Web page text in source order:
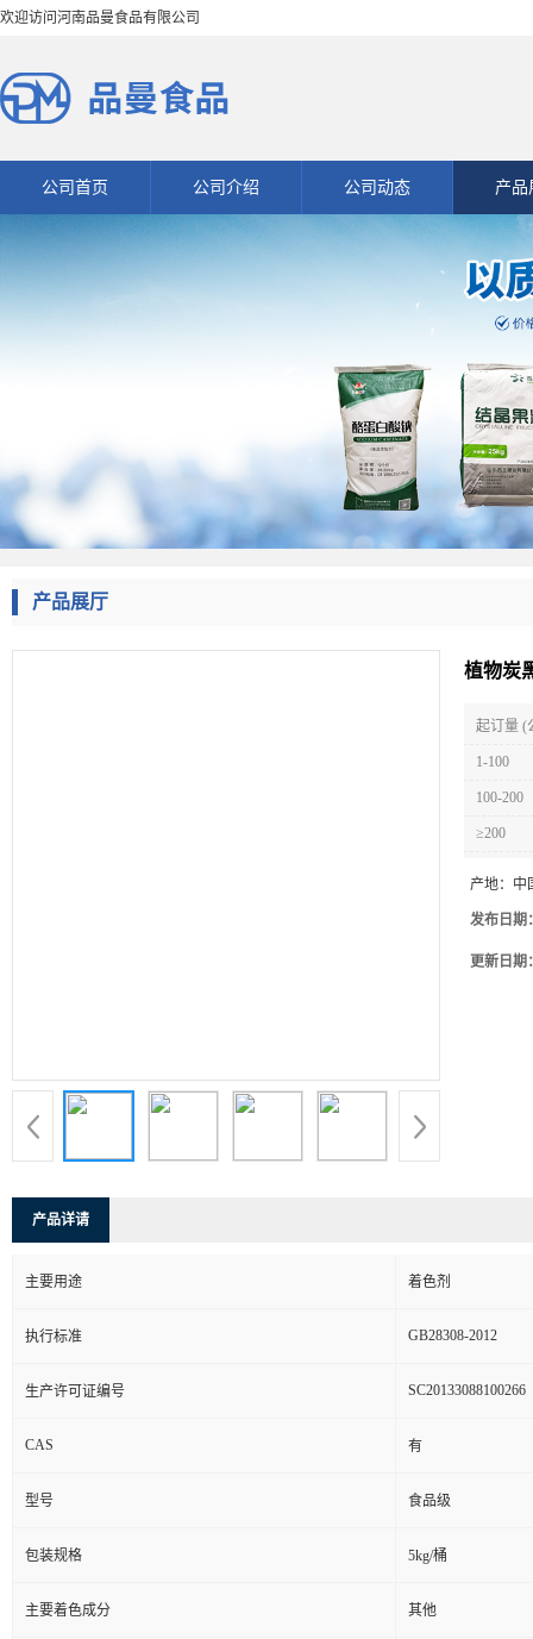
欢迎访问河南品曼食品有限公司
公司首页 公司介绍 公司动态 产品
产品展厅
植物炭
起订量 (
1-100
100-200
≥200
产地： 中
发布日期
更新日期
产品详请
主要用途 着色剂
执行标准 GB28308-2012
生产许可证编号 SC20133088100266
CAS 有
型号 食品级
包装规格 5kg/桶
主要着色成分 其他